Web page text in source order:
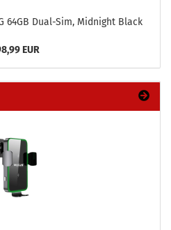
64GB Dual-​Sim, Mid­night Black
EUR